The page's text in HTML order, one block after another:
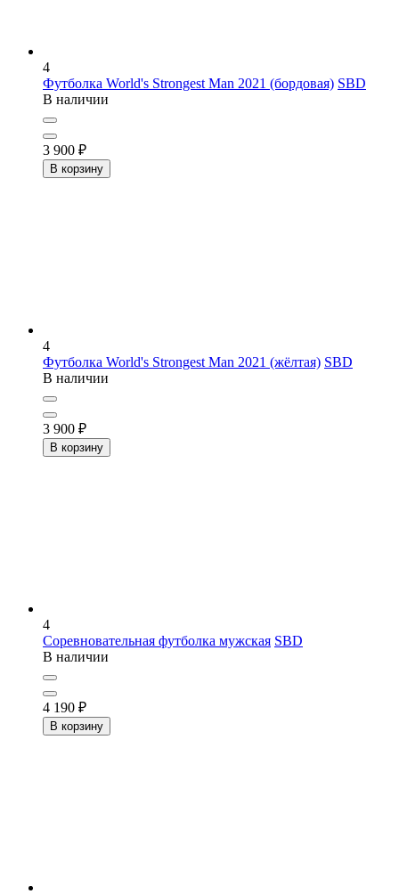
4
Футболка World's Strongest Man 2021 (бордовая) SBD
В наличии
3 900 ₽
В корзину
4
Футболка World's Strongest Man 2021 (жёлтая) SBD
В наличии
3 900 ₽
В корзину
4
Соревновательная футболка мужская SBD
В наличии
4 190 ₽
В корзину